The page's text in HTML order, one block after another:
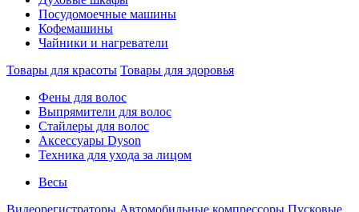
Посудомоечные машины
Кофемашины
Чайники и нагреватели
Товары для красоты Товары для здоровья
Фены для волос
Выпрямители для волос
Стайлеры для волос
Аксессуары Dyson
Техника для ухода за лицом
Весы
Видеорегистраторы Автомобильные компрессоры Пусковые